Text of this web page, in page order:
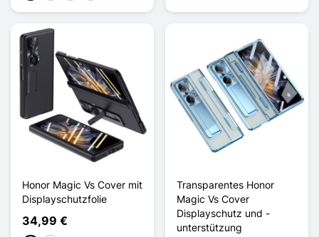
Honor Magic Vs Cover mit
Displayschutzfolie
34,99 €
Transparentes Honor
Magic Vs Cover
Displayschutz und -
unterstützung